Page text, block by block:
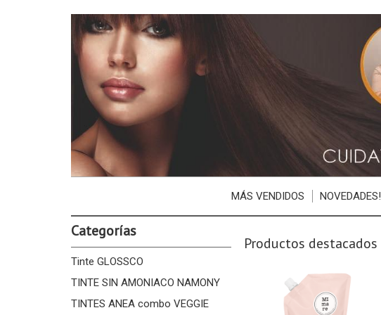
MÁS VENDIDOS NOVEDADES!
Categorías
Tinte GLOSSCO
TINTE SIN AMONIACO NAMONY
TINTES ANEA combo VEGGIE
Productos destacados